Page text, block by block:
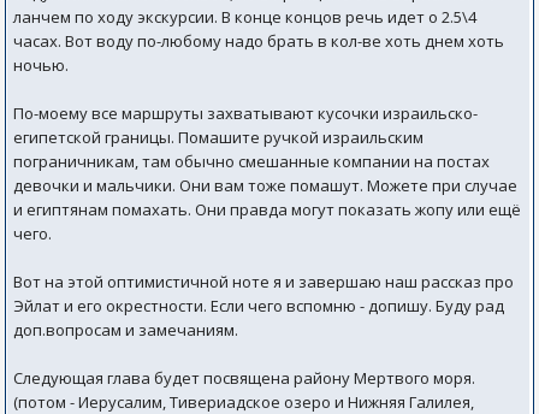
ланчем по ходу экскурсии. В конце концов речь идет о 2.5\4
часах. Вот воду по-любому надо брать в кол-ве хоть днем хоть
ночью.
По-моему все маршруты захватывают кусочки израильско-
египетской границы. Помашите ручкой израильским
пограничникам, там обычно смешанные компании на постах
девочки и мальчики. Они вам тоже помашут. Можете при случае
и египтянам помахать. Они правда могут показать жопу или ещё
чего.
Вот на этой оптимистичной ноте я и завершаю наш рассказ про
Эйлат и его окрестности. Если чего вспомню - допишу. Буду рад
доп.вопросам и замечаниям.
Следующая глава будет посвящена району Мертвого моря.
(потом - Иерусалим, Тивериадское озеро и Нижняя Галилея,